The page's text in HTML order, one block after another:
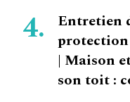
Entretien
protection
| Maison
son toit :